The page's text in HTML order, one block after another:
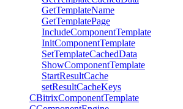
GetTemplateName
GetTemplatePage
IncludeComponentTemplate
InitComponentTemplate
SetTemplateCachedData
ShowComponentTemplate
StartResultCache
setResultCacheKeys
CBitrixComponentTemplate